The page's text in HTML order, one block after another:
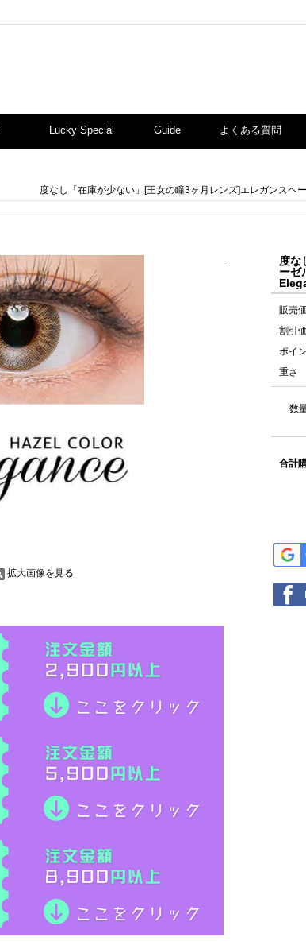
Lucky Special Guide よくある質問
度なし「在庫が少ない」[王女の瞳3ヶ月レンズ]エレガンス
拡大画像を見る
-
度な
ーゼ
販売
割引
ポイ
重さ
数
合計